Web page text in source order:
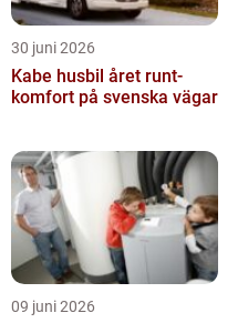
30 juni 2026
Kabe husbil året runt-
komfort på svenska vägar
09 juni 2026